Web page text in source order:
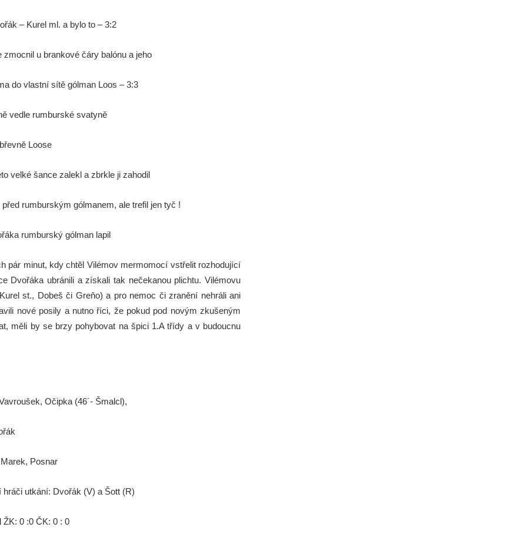
– Kurel ml. a bylo to – 3:2
u brankové čáry balónu a jeho
do vlastní sítě gólman Loos – 3:3
vedle rumburské svatyně
Loose
velké šance zalekl a zbrkle ji zahodil
rumburským gólmanem, ale trefil jen tyč !
rumburský gólman lapil
pár minut, kdy chtěl Vilémov mermomocí vstřelit rozhodující
Dvořáka ubránili a získali tak nečekanou plichtu. Vilémovu
st., Dobeš či Greňo) a pro nemoc či zranění nehráli ani
nové posily a nutno říci, že pokud pod novým zkušeným
měli by se brzy pohybovat na špici 1.A třídy a v budoucnu
Očipka (46´- Šmalcl),
Posnar
utkání: Dvořák (V) a Šott (R)
0 :0 ČK: 0 : 0